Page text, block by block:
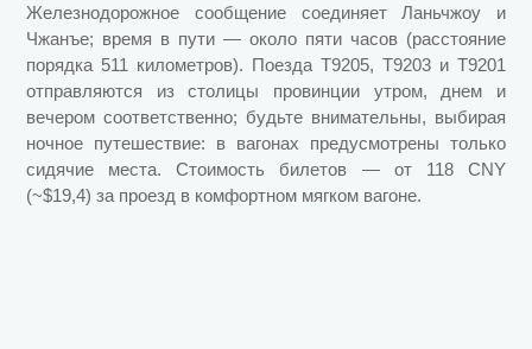
Железнодорожное сообщение соединяет Ланьчжоу и
Чжанъе; время в пути — около пяти часов (расстояние
порядка 511 километров). Поезда T9205, T9203 и T9201
отправляются из столицы провинции утром, днем и
вечером соответственно; будьте внимательны, выбирая
ночное путешествие: в вагонах предусмотрены только
сидячие места. Стоимость билетов — от 118 CNY
(~$19,4) за проезд в комфортном мягком вагоне.